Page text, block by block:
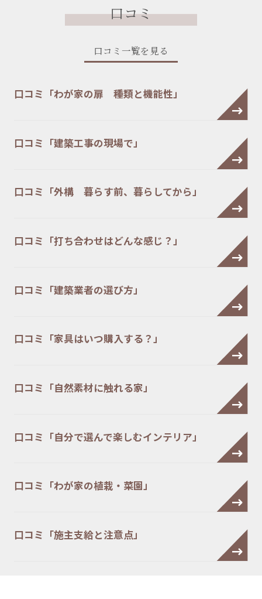
口コミ
口コミ一覧を見る
口コミ「わが家の扉 種類と機能性」
口コミ「建築工事の現場で」
口コミ「外構 暮らす前、暮らしてから」
口コミ「打ち合わせはどんな感じ？」
口コミ「建築業者の選び方」
口コミ「家具はいつ購入する？」
口コミ「自然素材に触れる家」
口コミ「自分で選んで楽しむインテリア」
口コミ「わが家の植栽・菜園」
口コミ「施主支給と注意点」